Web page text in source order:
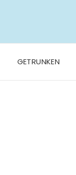
GETRUNKEN